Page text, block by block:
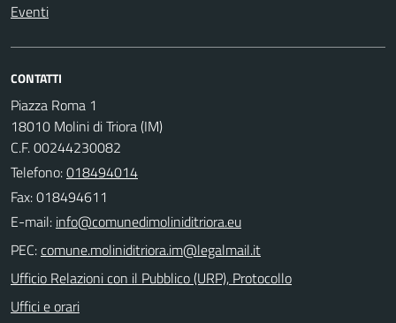
Eventi
CONTATTI
Piazza Roma 1
18010 Molini di Triora (IM)
C.F. 00244230082
Telefono:018494014
Fax: 018494611
E-mail:
PEC:
Ufficio Relazioni con il Pubblico (URP), Protocollo
Uffici e orari